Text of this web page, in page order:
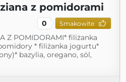
z pomidorami
0 Smakowite
Z POMIDORAMI* filiżanka
* filiżanka jogurtu*
bazylia, oregano, sól,